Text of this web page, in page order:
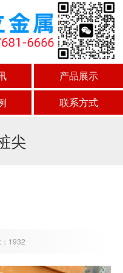
产品展示
联系方式
尖
1932